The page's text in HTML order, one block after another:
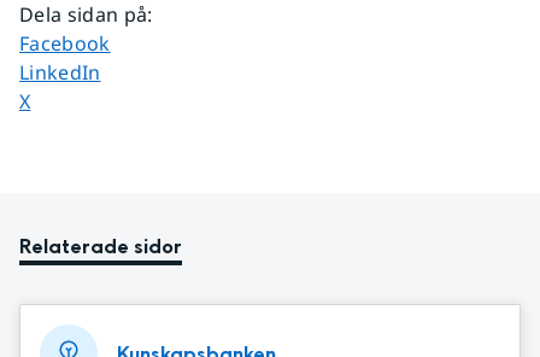
Dela sidan på:
Dela sidan på
Facebook
Dela sidan på
LinkedIn
Dela sidan på
X
Relaterade sidor